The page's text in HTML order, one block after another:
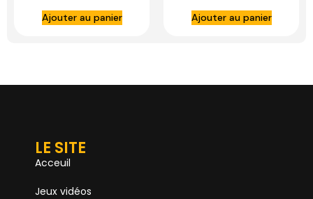
Ajouter au panier
Rugit Lune
Ajouter au panier
LE SITE
Acceuil
Jeux vidéos